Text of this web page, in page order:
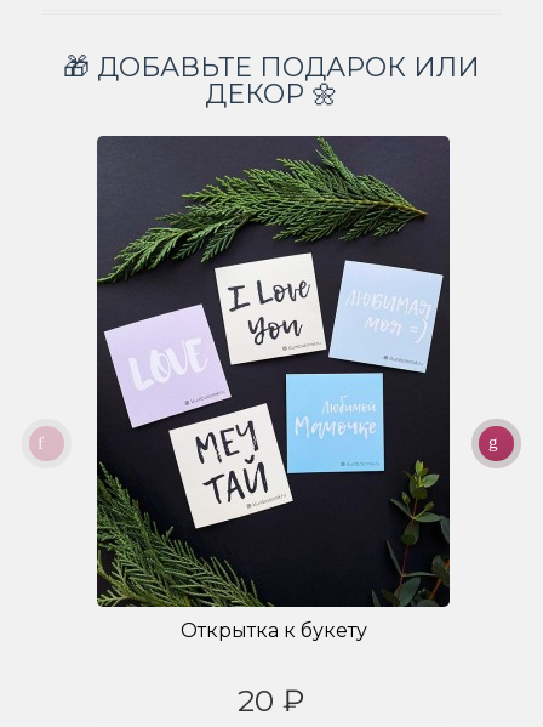
🎁 ДОБАВЬТЕ ПОДАРОК ИЛИ
ДЕКОР 🌼
Открытка к букету
20 ₽